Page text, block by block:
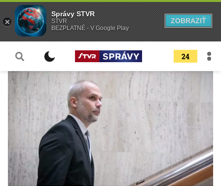
24
Správy STVR
STVR
BEZPLATNÉ - V Google Play
ZOBRAZIŤ